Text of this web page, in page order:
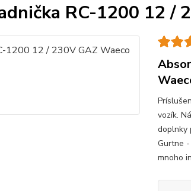
RC-1200 12 /
vozík.
doplnky
Gurtne
mnoho